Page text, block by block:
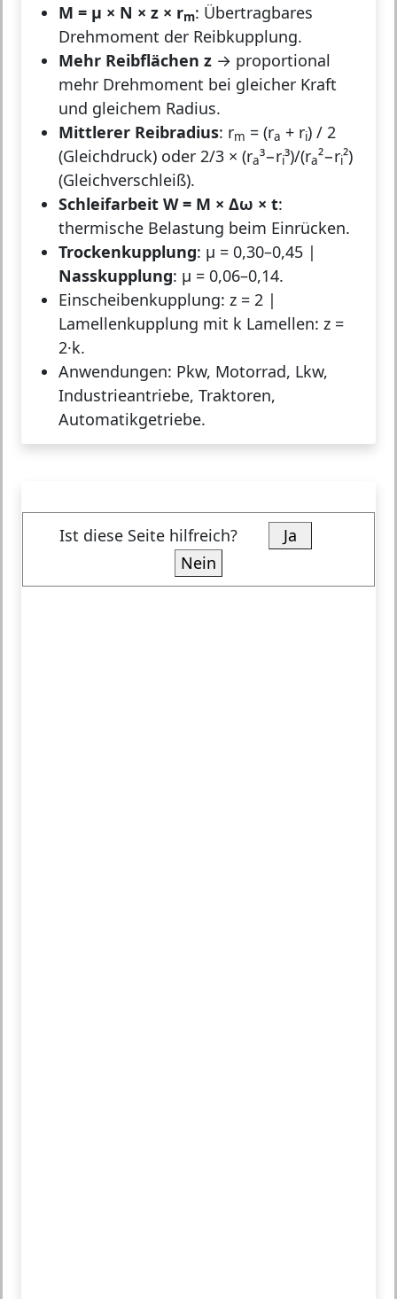
M = μ × N × z × rm: Übertragbares
Drehmoment der Reibkupplung.
Mehr Reibflächen z → proportional
mehr Drehmoment bei gleicher Kraft
und gleichem Radius.
Mittlerer Reibradius: rm = (ra + ri) / 2
(Gleichdruck) oder 2/3 × (ra³−ri³)/(ra²−ri²)
(Gleichverschleiß).
Schleifarbeit W = M × Δω × t:
thermische Belastung beim Einrücken.
Trockenkupplung: μ = 0,30–0,45 |
Nasskupplung: μ = 0,06–0,14.
Einscheibenkupplung: z = 2 |
Lamellenkupplung mit k Lamellen: z =
2·k.
Anwendungen: Pkw, Motorrad, Lkw,
Industrieantriebe, Traktoren,
Automatikgetriebe.
Ist diese Seite hilfreich?
Ja
Nein